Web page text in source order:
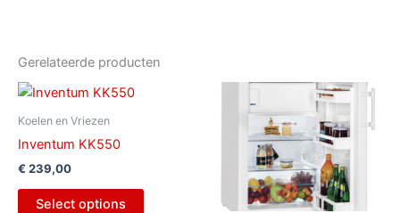
Gerelateerde producten
Koelen en Vriezen
Inventum KK550
€ 239,00
Select options